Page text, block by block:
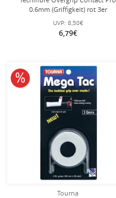
0.6mm (Griffigkeit) rot 3er
UVP: 8,50€
6,79€
Tourna
10% reduziert